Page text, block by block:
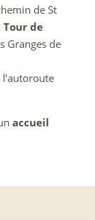
de St
Tour de
Granges de
accueil